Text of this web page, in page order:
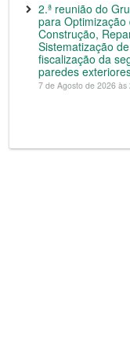
2.ª reunião do
para
Construção,
Sistematização
fiscalização da
paredes
7 de Agosto de 2026 às